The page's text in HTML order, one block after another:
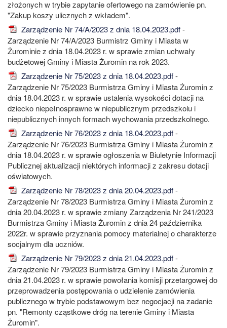
złożonych w trybie zapytanie ofertowego na zamówienie pn.
"Zakup koszy ulicznych z wkładem".
Zarządzenie Nr 74/A/2023 z dnia 18.04.2023.pdf-
Zarządzenie Nr 74/A/2023 Burmistrz Gminy i Miasta w
Żurominie z dnia 18.04.2023 r. w sprawie zmian uchwały
budżetowej Gminy i Miasta Żuromin na rok 2023.
Zarządzenie Nr 75/2023 z dnia 18.04.2023.pdf-
Zarządzenie Nr 75/2023 Burmistrza Gminy i Miasta Żuromin z
dnia 18.04.2023 r. w sprawie ustalenia wysokości dotacji na
dziecko niepełnosprawne w niepublicznym przedszkolu i
niepublicznych innych formach wychowania przedszkolnego.
Zarządzenie Nr 76/2023 z dnia 18.04.2023.pdf-
Zarządzenie Nr 76/2023 Burmistrza Gminy i Miasta Żuromin z
dnia 18.04.2023 r. w sprawie ogłoszenia w Biuletynie Informacji
Publicznej aktualizacji niektórych informacji z zakresu dotacji
oświatowych.
Zarządzenie Nr 78/2023 z dnia 20.04.2023.pdf-
Zarządzenie Nr 78/2023 Burmistrza Gminy i Miasta Żuromin z
dnia 20.04.2023 r. w sprawie zmiany Zarządzenia Nr 241/2023
Burmistrza Gminy i Miasta Żuromin z dnia 24 października
2022r. w sprawie przyznania pomocy materialnej o charakterze
socjalnym dla uczniów.
Zarządzenie Nr 79/2023 z dnia 21.04.2023.pdf-
Zarządzenie Nr 79/2023 Burmistrza Gminy i Miasta Żuromin z
dnia 21.04.2023 r. w sprawie powołania komisji przetargowej do
przeprowadzenia postępowania o udzielenie zamówienia
publicznego w trybie podstawowym bez negocjacji na zadanie
pn. "Remonty cząstkowe dróg na terenie Gminy i Miasta
Żuromin".